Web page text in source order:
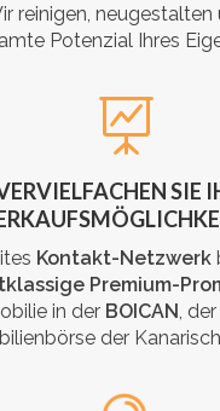
reinigen,
Potenzial Ihres
SIE
Kontakt-Netzwerk
Premium-
in der BOICAN ,
der